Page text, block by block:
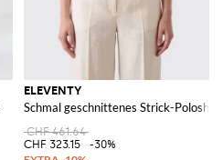
ELEVENTY
Schmal geschnittenes Strick-
CHF 461.64
CHF 323.15
-30%